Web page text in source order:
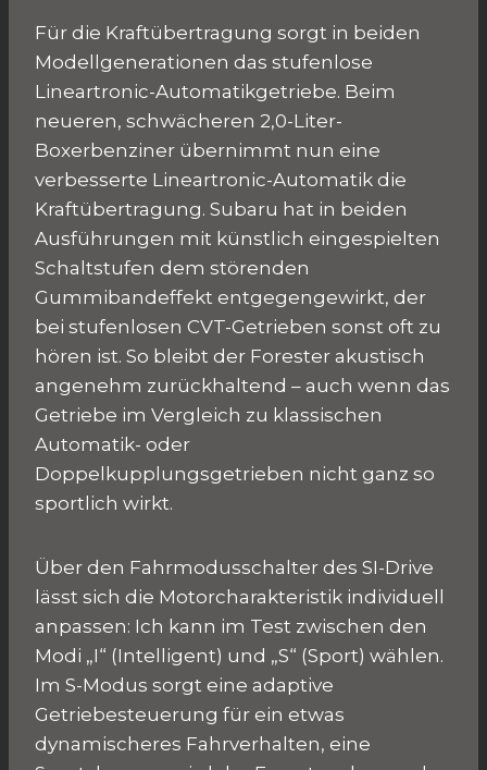
Für die Kraftübertragung sorgt in beiden
Modellgenerationen das stufenlose
Lineartronic-Automatikgetriebe. Beim
neueren, schwächeren 2,0-Liter-
Boxerbenziner übernimmt nun eine
verbesserte Lineartronic-Automatik die
Kraftübertragung. Subaru hat in beiden
Ausführungen mit künstlich eingespielten
Schaltstufen dem störenden
Gummibandeffekt entgegengewirkt, der
bei stufenlosen CVT-Getrieben sonst oft zu
hören ist. So bleibt der Forester akustisch
angenehm zurückhaltend – auch wenn das
Getriebe im Vergleich zu klassischen
Automatik- oder
Doppelkupplungsgetrieben nicht ganz so
sportlich wirkt.
Über den Fahrmodusschalter des SI-Drive
lässt sich die Motorcharakteristik individuell
anpassen: Ich kann im Test zwischen den
Modi „I“ (Intelligent) und „S“ (Sport) wählen.
Im S-Modus sorgt eine adaptive
Getriebesteuerung für ein etwas
dynamischeres Fahrverhalten, eine